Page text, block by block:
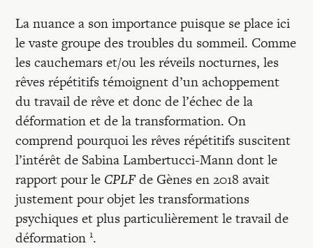
La nuance a son importance puisque se place ici
le vaste groupe des troubles du sommeil. Comme
les cauchemars et/ou les réveils nocturnes, les
rêves répétitifs témoignent d’un achoppement
du travail de rêve et donc de l’échec de la
déformation et de la transformation. On
comprend pourquoi les rêves répétitifs suscitent
l’intérêt de Sabina Lambertucci-Mann dont le
rapport pour le CPLFde Gènes en 2018 avait
justement pour objet les transformations
psychiques et plus particulièrement le travail de
déformation1.